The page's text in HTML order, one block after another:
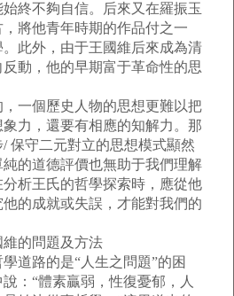
終不夠自信。后來又在羅振玉
將他青年時期的作品付之一
此外，由于王國維后來成為清
動，他的早期富于革命性的思
個歷史人物的思想更難以把
力，還要有相應的知解力。那
保守二元對立的思想模式顯然
的道德評價也無助于我們理解
析王氏的哲學探索時，應從他
的成就或失誤，才能對我們的
題及方法
路的是“人生之問題”的困
：“體素贏弱，性復憂郁，人